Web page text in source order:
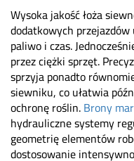
Wysoka jakość łoża
dodatkowych
paliwo i czas.
przez ciężki sprzęt.
sprzyja ponadto
siewniku, co ułatwia
ochronę roślin.Brony
hydrauliczne systemy
geometrię elementów
dostosowanie